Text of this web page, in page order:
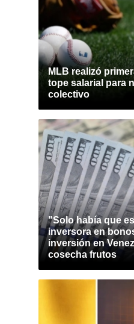
MLB realizó
tope salarial para
colectivo
"Solo había que
inversora en
inversión en
cosecha frutos